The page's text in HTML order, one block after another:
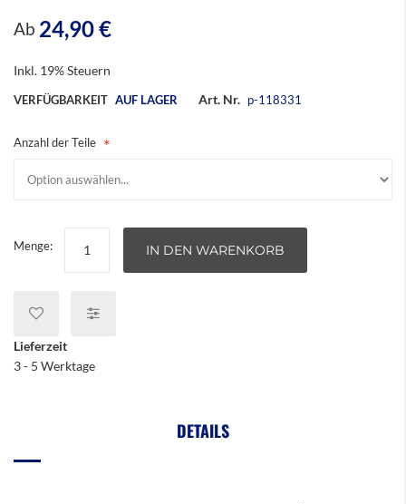
Ab 24,90 €
Inkl. 19% Steuern
VERFÜGBARKEIT AUF LAGER Art. Nr. p-118331
Anzahl der Teile
Menge: IN DEN WARENKORB
Lieferzeit
3 - 5 Werktage
DETAILS